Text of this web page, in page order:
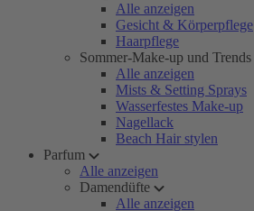
Alle anzeigen
Gesicht & Körperpflege
Haarpflege
Sommer-Make-up und Trends
Alle anzeigen
Mists & Setting Sprays
Wasserfestes Make-up
Nagellack
Beach Hair stylen
Parfum
Alle anzeigen
Damendüfte
Alle anzeigen